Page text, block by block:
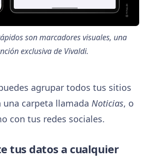
son marcadores visuales, una
exclusiva de Vivaldi.
agrupar todos tus sitios
una carpeta llamada Noticias, o
con tus redes sociales.
tus datos a cualquier